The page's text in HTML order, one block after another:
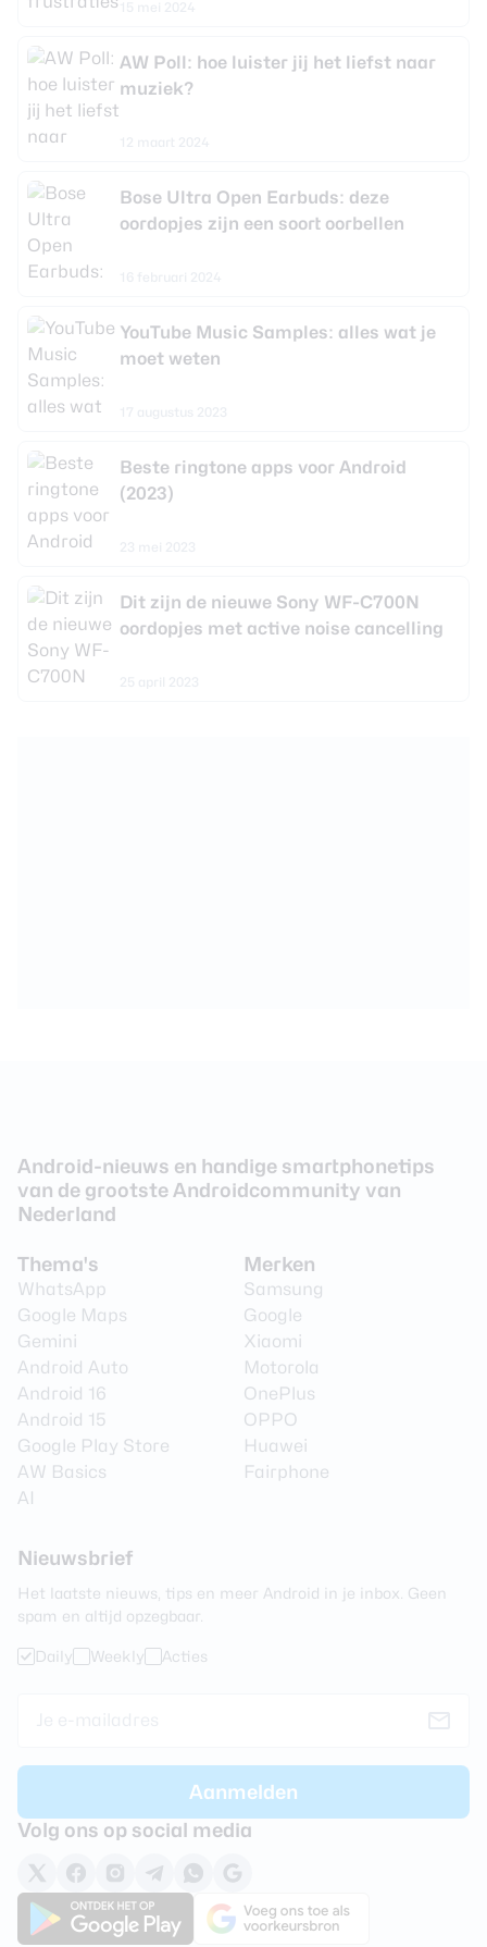
AW Poll: hoe luister jij het liefst naar
muziek?
Bose Ultra Open Earbuds: deze
oordopjes zijn een soort oorbellen
YouTube Music Samples: alles wat je
moet weten
Beste ringtone apps voor Android
(2023)
Dit zijn de nieuwe Sony WF-C700N
oordopjes met active noise cancelling
Android-nieuws en handige smartphonetips
van de grootste Androidcommunity van
Nederland
Thema's
WhatsApp
Google Maps
Gemini
Android Auto
Android 16
Android 15
Google Play Store
AW Basics
AI
Merken
Samsung
Google
Xiaomi
Motorola
OnePlus
OPPO
Huawei
Fairphone
Nieuwsbrief
Het laatste nieuws, tips en meer Android in je inbox. Geen
spam en altijd opzegbaar.
Daily Weekly Acties
Volg ons op social media